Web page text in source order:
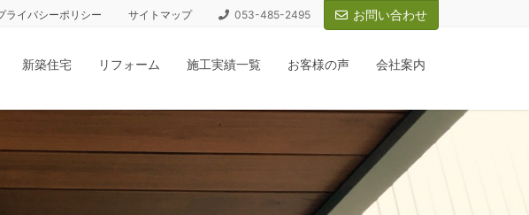
ライバシーポリシー サイトマップ 053-485-2495 お問い合わせ
新築住宅 リフォーム 施工実績一覧 お客様の声 会社案内